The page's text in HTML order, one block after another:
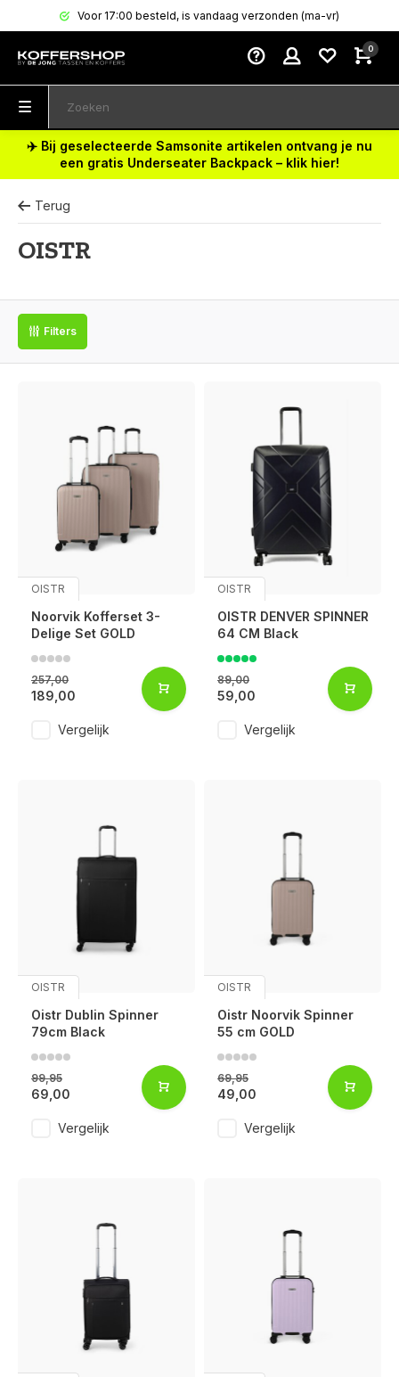
Voor 17:00 besteld, is vandaag verzonden (ma-vr)
0
✈️ Bij geselecteerde Samsonite artikelen ontvang je nu
een gratis Underseater Backpack – klik hier!
Terug
OISTR
Filters
OISTR
Noorvik Kofferset 3-
Delige Set GOLD
257,00
189,00
Vergelijk
OISTR
OISTR DENVER SPINNER
64 CM Black
89,00
59,00
Vergelijk
OISTR
Oistr Dublin Spinner
79cm Black
99,95
69,00
Vergelijk
OISTR
Oistr Noorvik Spinner
55 cm GOLD
69,95
49,00
Vergelijk